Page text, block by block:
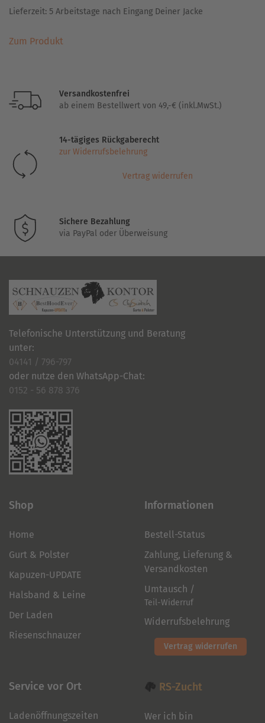
Lieferzeit: 5 Arbeitstage nach Eingang Deiner Jacke
Zum ProduktProdukt
auf.
können
auf
Versandkostenfrei
ab einem Bestellwert von 49,-€ (inkl.MwSt.)
14-tägiges Rückgaberecht
zur Widerrufsbelehrung
Vertrag widerrufen
Sichere Bezahlung
via PayPal oder Überweisung
Telefonische Unterstützung und Beratung
unter:
04141 / 796-797
oder nutze den WhatsApp-Chat:
0152 - 56 878 376
Shop
Home
Gurt & Polster
Kapuzen-UPDATE
Halsband & Leine
Der Laden
Riesenschnauzer
Informationen
Bestell-Status
Zahlung, Lieferung &
Versandkosten
Umtausch /
Teil-Widerruf
Widerrufsbelehrung
Vertrag widerrufen
Service vor Ort
Ladenöffnungszeiten
RS-Zucht
Wer ich bin